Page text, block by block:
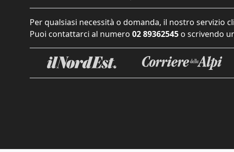
Per qualsiasi necessità o domanda, il nostro servizio
Puoi contattarci al numero 02 89362545 o scrivendo